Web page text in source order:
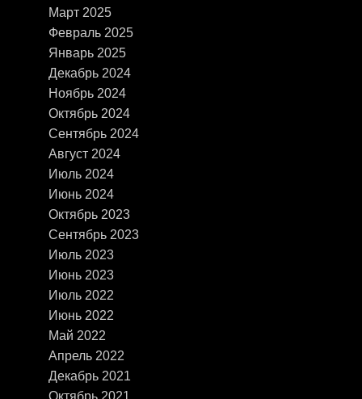
Март 2025
Февраль 2025
Январь 2025
Декабрь 2024
Ноябрь 2024
Октябрь 2024
Сентябрь 2024
Август 2024
Июль 2024
Июнь 2024
Октябрь 2023
Сентябрь 2023
Июль 2023
Июнь 2023
Июль 2022
Июнь 2022
Май 2022
Апрель 2022
Декабрь 2021
Октябрь 2021